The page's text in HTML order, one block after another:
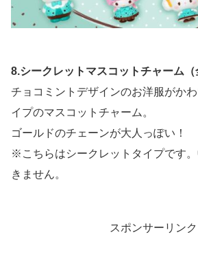
8.シークレットマスコットチャー
チョコミントデザインのお洋服がか
イプのマスコットチャーム。
ゴールドのチェーンが大人っぽい！
※こちらはシークレットタイプです
きません。
スポンサーリンク